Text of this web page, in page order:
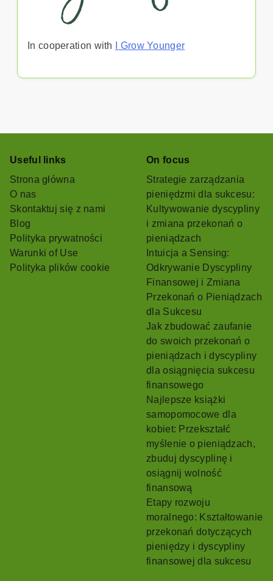
In cooperation with I Grow Younger
Useful links
Strona główna
O nas
Skontaktuj się z nami
Blog
Polityka prywatności
Warunki of Use
Polityka plików cookie
On focus
Strategie zarządzania
pieniędzmi dla sukcesu:
Kultywowanie dyscypliny
i zmiana przekonań o
pieniądzach
Intuicja a Sensing:
Odkrywanie Dyscypliny
Finansowej i Zmiana
Przekonań o Pieniądzach
dla Sukcesu
Jak zbudować zaufanie
do swoich przekonań o
pieniądzach i dyscypliny
dla osiągnięcia sukcesu
finansowego
Najlepsze książki
samopomocowe dla
kobiet: Przekształć
myślenie o pieniądzach,
zbuduj dyscyplinę i
osiągnij wolność
finansową
Etapy rozwoju
moralnego: Kształtowanie
przekonań dotyczących
pieniędzy i dyscypliny
finansowej dla sukcesu